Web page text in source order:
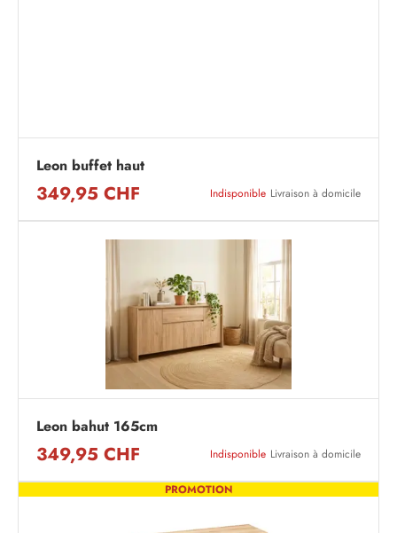
Leon buffet haut
349,95 CHF Indisponible Livraison à domicile
Leon bahut 165cm
349,95 CHF Indisponible Livraison à domicile
PROMOTION